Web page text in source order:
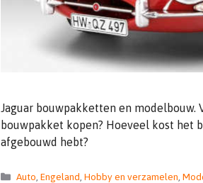
Jaguar bouwpakketten en
bouwpakket kopen? Hoeveel kost het
afgebouwd hebt?
Categorieën
Auto Engeland Hobby en verzamelen